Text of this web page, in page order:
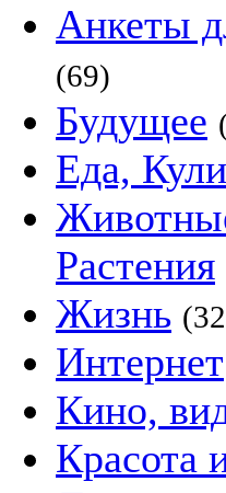
Анкеты
(69)
Будущее
Еда,
Растения
Жизнь
Интернет
Кино,
Красота